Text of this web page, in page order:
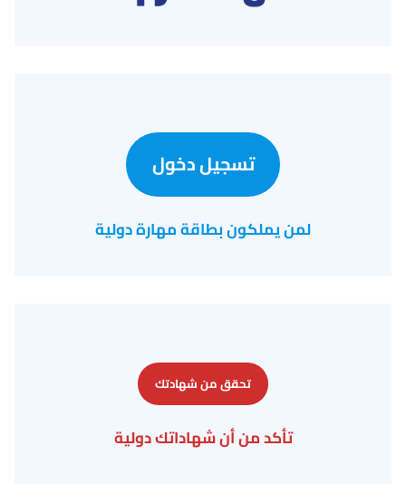
تسجيل دخول
لمن يملكون بطاقة مهارة دولية
تحقق من شهادتك
تأكد من أن شهاداتك دولية